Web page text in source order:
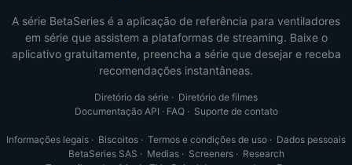
A série BetaSeries é a aplicação de referência para ventiladores
em série que assistem a plataformas de streaming. Baixe o
aplicativo gratuitamente, preencha a série que desejar e receba
recomendações instantâneas.
Diretório da série · Diretório de filmes
Documentação API · FAQ· Suporte de contato
Informações legais · Biscoitos · Termos e condições de uso · Dados pessoais
BetaSeries SAS · Medias· Screeners· Research